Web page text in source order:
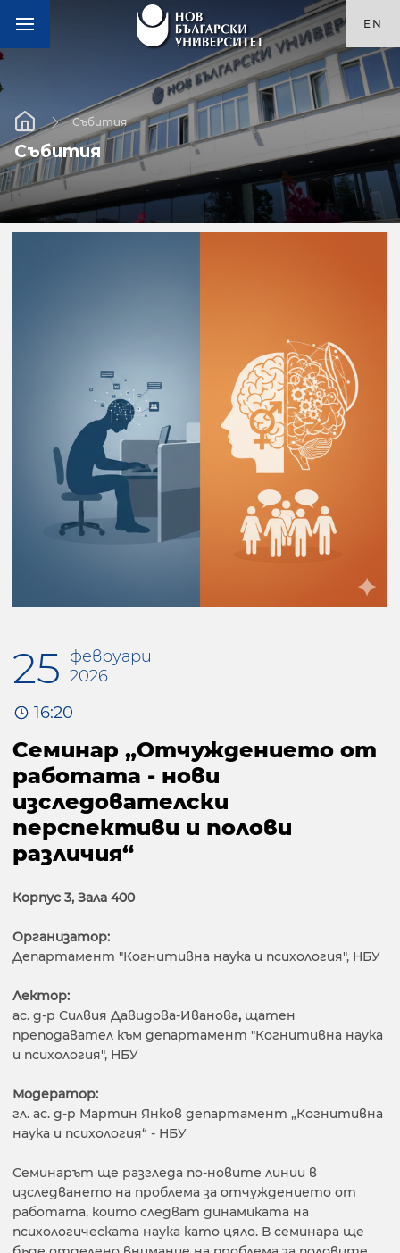
EN
Събития
Събития
25 февруари
2026
16:20
Семинар „Отчуждението от
работата - нови
изследователски
перспективи и полови
различия“
Корпус 3, Зала 400
Организатор:
Департамент "Когнитивна наука и психология", НБУ
Лектор:
ас. д-р Силвия Давидова-Иванова, щатен
преподавател към департамент "Когнитивна наука
и психология", НБУ
Модератор:
гл. ас. д-р Мартин Янков департамент „Когнитивна
наука и психология“ - НБУ
Семинарът ще разгледа по-новите линии в
изследването на проблема за отчуждението от
работата, които следват динамиката на
психологическата наука като цяло. В семинара ще